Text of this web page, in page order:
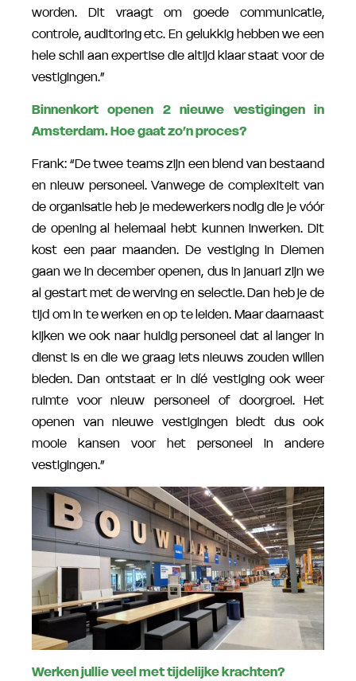
worden. Dit vraagt om goede communicatie,
controle, auditoring etc. En gelukkig hebben we een
hele schil aan expertise die altijd klaar staat voor de
vestigingen.”
Binnenkort openen 2 nieuwe vestigingen in
Amsterdam. Hoe gaat zo’n proces?
Frank: “De twee teams zijn een blend van bestaand
en nieuw personeel. Vanwege de complexiteit van
de organisatie heb je medewerkers nodig die je vóór
de opening al helemaal hebt kunnen inwerken. Dit
kost een paar maanden. De vestiging in Diemen
gaan we in december openen, dus in januari zijn we
al gestart met de werving en selectie. Dan heb je de
tijd om in te werken en op te leiden. Maar daarnaast
kijken we ook naar huidig personeel dat al langer in
dienst is en die we graag iets nieuws zouden willen
bieden. Dan ontstaat er in díé vestiging ook weer
ruimte voor nieuw personeel of doorgroei. Het
openen van nieuwe vestigingen biedt dus ook
mooie kansen voor het personeel in andere
vestigingen.”
Werken jullie veel met tijdelijke krachten?